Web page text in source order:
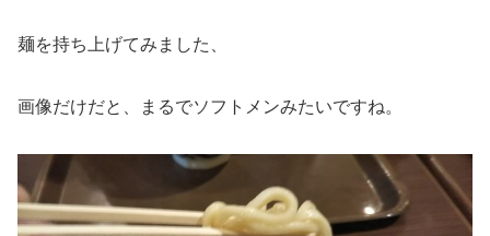
麺を持ち上げてみました、
画像だけだと、まるでソフトメンみたいですね。